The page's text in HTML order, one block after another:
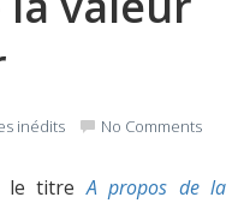
inédits No Comments
le titreA propos de la